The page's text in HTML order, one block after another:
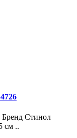
Бренд Стинол
см ..